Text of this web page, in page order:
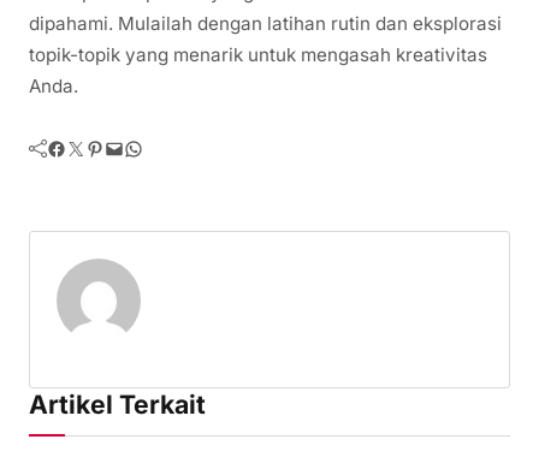
dipahami. Mulailah dengan latihan rutin dan eksplorasi
topik-topik yang menarik untuk mengasah kreativitas
Anda.
Facebook Twitter Pinterest Mail WhatsApp
Artikel Terkait